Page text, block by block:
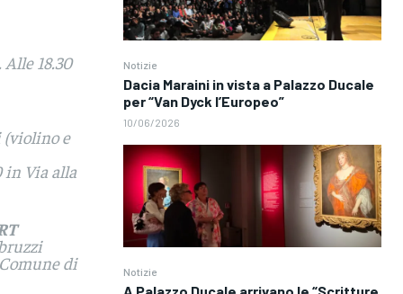
18.30
(violino e
in Via alla
di
Notizie
Dacia Maraini in vista a Palazzo Ducale
per “Van Dyck l’Europeo”
10/06/2026
Notizie